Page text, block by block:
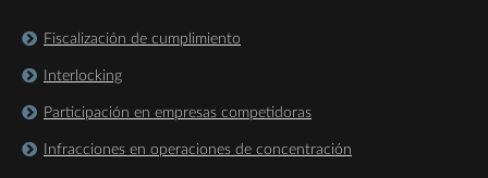
Fiscalización de cumplimiento
Interlocking
Participación en empresas competidoras
Infracciones en operaciones de concentración